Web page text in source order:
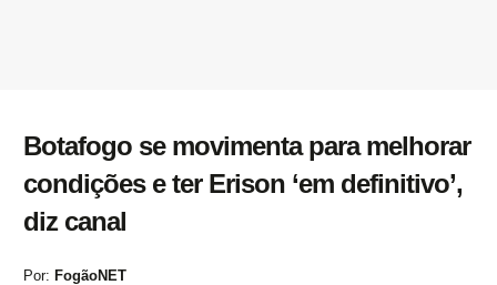
Botafogo se movimenta para melhorar
condições e ter Erison ‘em definitivo’,
diz canal
Por: FogãoNET